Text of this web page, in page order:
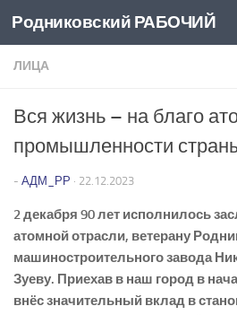
Перейти к содержимому
Родниковский РАБОЧИЙ
ЛИЦА
Вся жизнь – на благо
промышленности
- АДМ_РР · 22.12.2023
2 декабря 90 лет исполнилось
атомной отрасли, ветерану
машиностроительногозавода
Зуеву. Приехав в наш город в
внёс значительный вклад в